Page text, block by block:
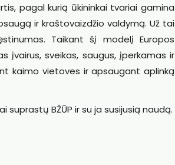
pagal kurią ūkininkai tvariai gamina
ir kraštovaizdžio valdymą. Už tai
Taikant šį modelį Europos
įvairus, sveikas, saugus, įperkamas ir
kaimo vietoves ir apsaugant aplinką
suprastų BŽŪP ir su ja susijusią naudą.